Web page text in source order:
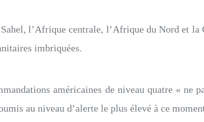
l’Afrique centrale, l’Afrique du Nord et
imbriquées.
américaines de niveau quatre « ne
au niveau d’alerte le plus élevé à ce